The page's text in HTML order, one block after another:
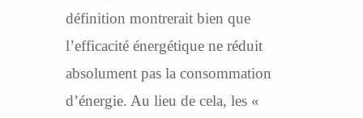
définition montrerait bien que
l’efficacité énergétique ne réduit
absolument pas la consommation
d’énergie. Au lieu de cela, les «